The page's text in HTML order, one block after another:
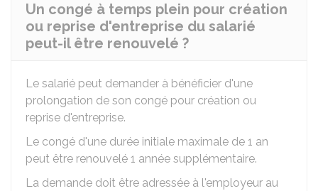
Un congé à temps plein pour création
ou reprise d'entreprise du salarié
peut-il être renouvelé ?
Le salarié peut demander à bénéficier d'une
prolongation de son congé pour création ou
reprise d'entreprise.
Le congé d'une durée initiale maximale de 1 an
peut être renouvelé 1 année supplémentaire.
La demande doit être adressée à l'employeur au